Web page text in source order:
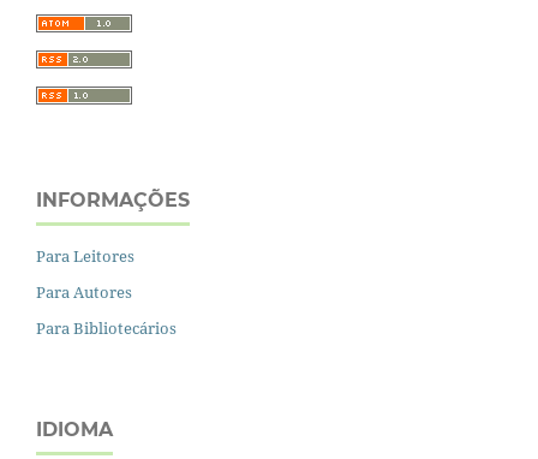
INFORMAÇÕES
Para Leitores
Para Autores
Para Bibliotecários
IDIOMA